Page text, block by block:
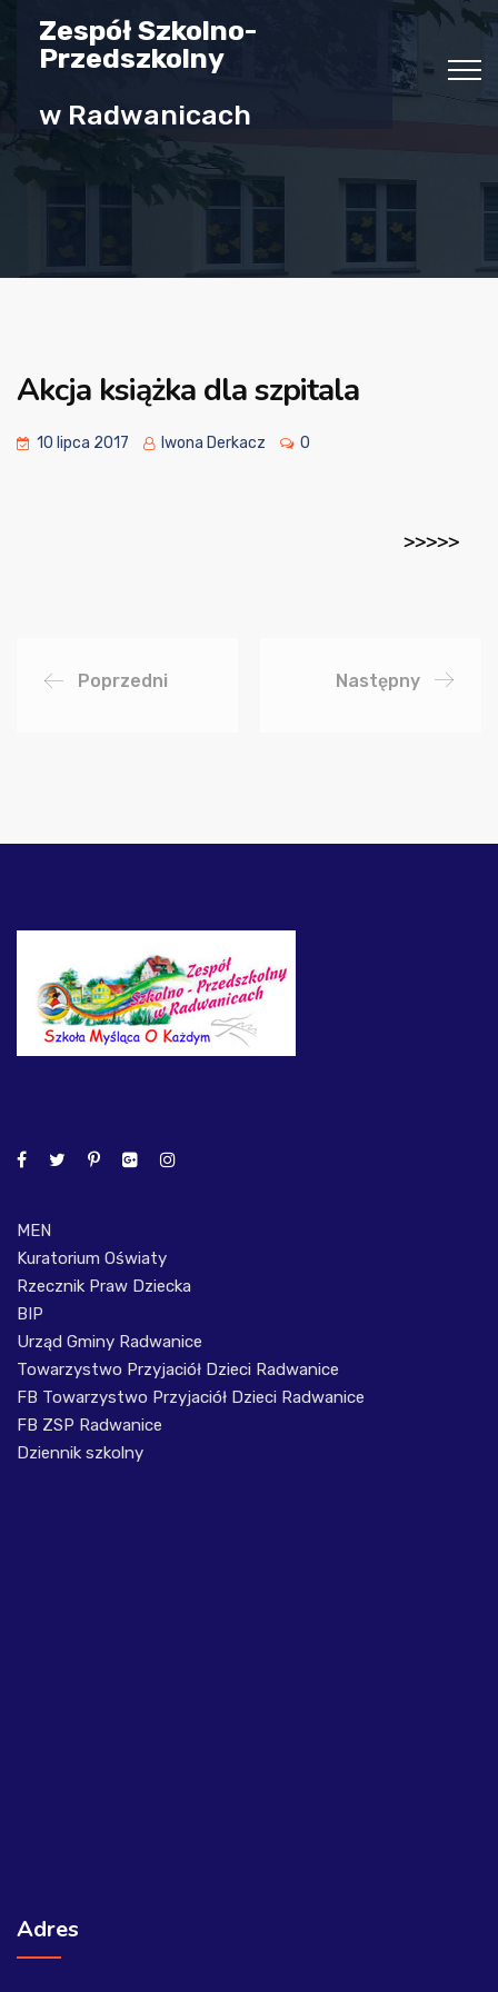
Zespół Szkolno-
Przedszkolny
w Radwanicach
Akcja książka dla szpitala
10 lipca 2017 Iwona Derkacz 0
>>>>>
Poprzedni Następny
MEN
Kuratorium Oświaty
Rzecznik Praw Dziecka
BIP
Urząd Gminy Radwanice
Towarzystwo Przyjaciół Dzieci Radwanice
FB Towarzystwo Przyjaciół Dzieci Radwanice
FB ZSP Radwanice
Dziennik szkolny
Adres